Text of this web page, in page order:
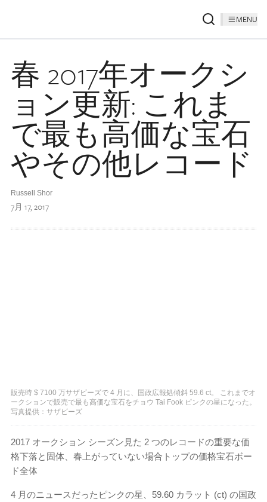
MENU
春 2017年オークシ
ョン更新: これま
で最も高価な宝石
やその他レコード
Russell Shor
7月 17, 2017
販売時 $ 7100 万サザビーズで 4 月に、国政広報処傾斜 59.6 ct。 これまでオ
ークションで販売で最も高価な宝石をチョウ Tai Fook ピンクの星になった。
写真提供：サザビーズ
2017 オークション シーズン見た 2 つのレコードの重要な価
格下落と固体、春上がっていない場合トップの価格宝石ボー
ド全体
4 月のニュースだったピンクの星、59.60 カラット (ct) の国政